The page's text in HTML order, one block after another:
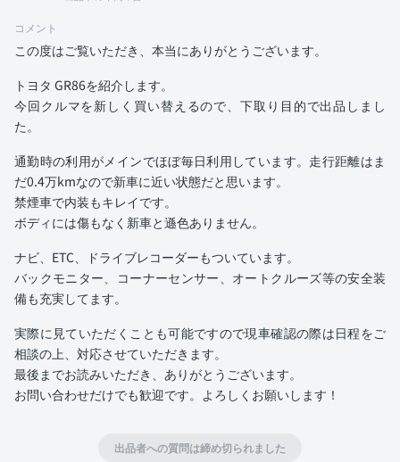
コメント
この度はご覧いただき、本当にありがとうございます。
トヨタ GR86を紹介します。
今回クルマを新しく買い替えるので、下取り目的で出品しまし
た。
通勤時の利用がメインでほぼ毎日利用しています。走行距離はま
だ0.4万kmなので新車に近い状態だと思います。
禁煙車で内装もキレイです。
ボディには傷もなく新車と遜色ありません。
ナビ、ETC、ドライブレコーダーもついています。
バックモニター、コーナーセンサー、オートクルーズ等の安全装
備も充実してます。
実際に見ていただくことも可能ですので現車確認の際は日程をご
相談の上、対応させていただきます。
最後までお読みいただき、ありがとうございます。
お問い合わせだけでも歓迎です。よろしくお願いします！
出品者への質問は締め切られました